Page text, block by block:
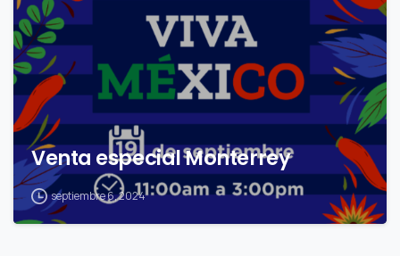
Venta especial Monterrey
septiembre 6, 2024